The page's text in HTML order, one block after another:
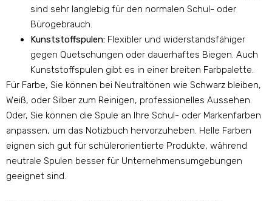
sind sehr langlebig für den normalen Schul- oder
Bürogebrauch.
Kunststoffspulen: Flexibler und widerstandsfähiger
gegen Quetschungen oder dauerhaftes Biegen. Auch
Kunststoffspulen gibt es in einer breiten Farbpalette.
Für Farbe, Sie können bei Neutraltönen wie Schwarz bleiben,
Weiß, oder Silber zum Reinigen, professionelles Aussehen.
Oder, Sie können die Spule an Ihre Schul- oder Markenfarben
anpassen, um das Notizbuch hervorzuheben. Helle Farben
eignen sich gut für schülerorientierte Produkte, während
neutrale Spulen besser für Unternehmensumgebungen
geeignet sind.